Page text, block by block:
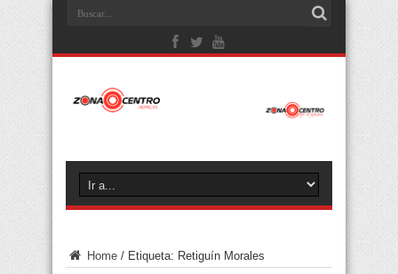
Home / Etiqueta: Retiguín Morales